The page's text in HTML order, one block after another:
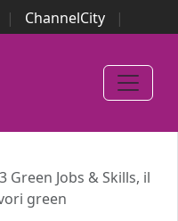
| ChannelCity
|
| Italian Channel
Italian Security
Green Jobs & Skills, il
green